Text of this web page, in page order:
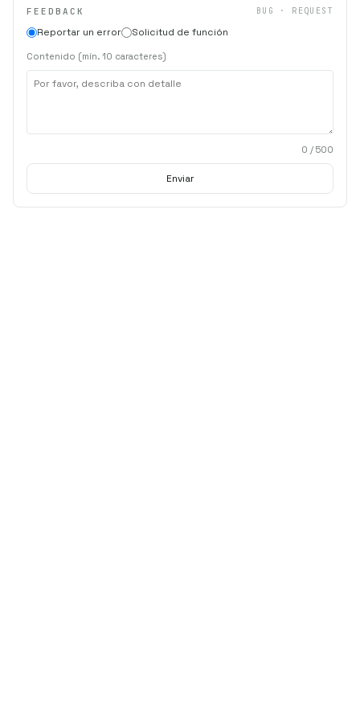
FEEDBACK BUG · REQUEST
Reportar un error Solicitud de función
Contenido (mín. 10 caracteres)
0 / 500
Enviar